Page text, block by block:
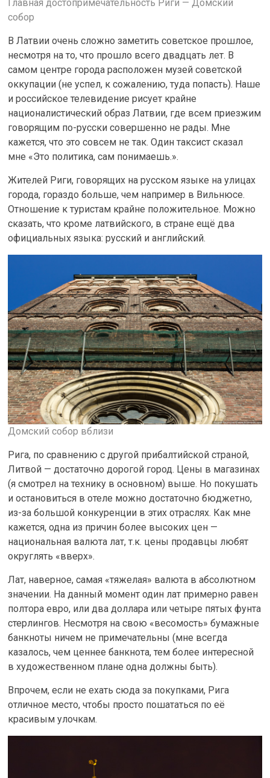
Главная достопримечательность Риги — Домский
собор
В Латвии очень сложно заметить советское прошлое,
несмотря на то, что прошло всего двадцать лет. В
самом центре города расположен музей советской
оккупации (не успел, к сожалению, туда попасть). Наше
и российское телевидение рисует крайне
националистический образ Латвии, где всем приезжим
говорящим по-русски совершенно не рады. Мне
кажется, что это совсем не так. Один таксист сказал
мне «Это политика, сам понимаешь.».
Жителей Риги, говорящих на русском языке на улицах
города, гораздо больше, чем например в Вильнюсе.
Отношение к туристам крайне положительное. Можно
сказать, что кроме латвийского, в стране ещё два
официальных языка: русский и английский.
Домский собор вблизи
Рига, по сравнению с другой прибалтийской страной,
Литвой — достаточно дорогой город. Цены в магазинах
(я смотрел на технику в основном) выше. Но покушать
и остановиться в отеле можно достаточно бюджетно,
из-за большой конкуренции в этих отраслях. Как мне
кажется, одна из причин более высоких цен —
национальная валюта лат, т.к. цены продавцы любят
округлять «вверх».
Лат, наверное, самая «тяжелая» валюта в абсолютном
значении. На данный момент один лат примерно равен
полтора евро, или два доллара или четыре пятых фунта
стерлингов. Несмотря на свою «весомость» бумажные
банкноты ничем не примечательны (мне всегда
казалось, чем ценнее банкнота, тем более интересной
в художественном плане одна должны быть).
Впрочем, если не ехать сюда за покупками, Рига
отличное место, чтобы просто пошататься по её
красивым улочкам.